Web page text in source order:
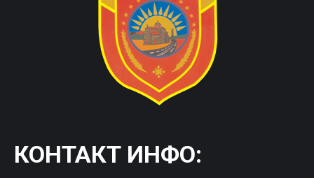
КОНТАКТ ИНФО: